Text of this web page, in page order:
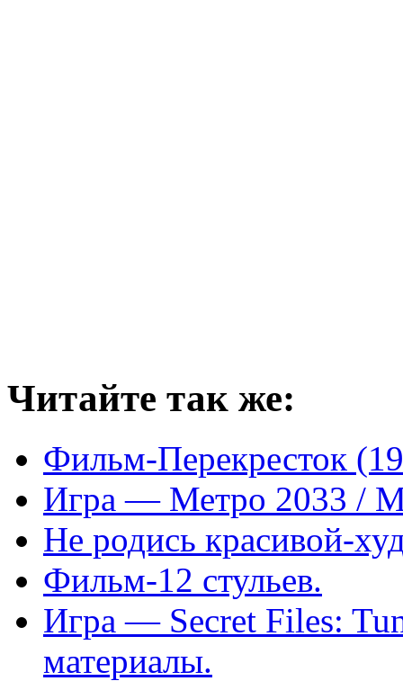
Читайте так же:
Фильм-Перекресток
Игра — Метро 2033 /
Не родись красивой-
Фильм-12 стульев.
Игра — Secret Files:
материалы.